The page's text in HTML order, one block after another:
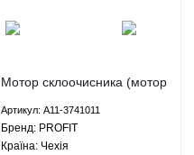
Мотор склоочисника (мотор
1.6 МКПП - A11-3741011
PROFIT
Артикул: A11-3741011
Брeнд: PROFIT
Країна: Чехія